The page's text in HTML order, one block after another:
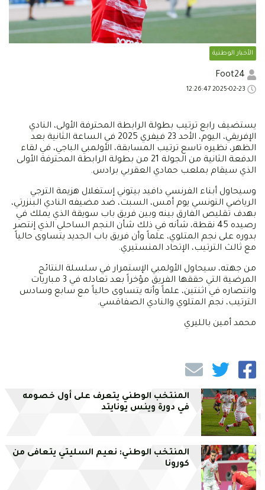
الأخبار الوطنية
يستضيف رابع ترتيب بطولة الرابطة المحترفة الأولى، النادي
الإفريقي، اليوم، الأحد 23 فيفري 2025 في الساعة الثانية بعد
الظهر، نظيره تاسع ترتيب المسابقة، الأولمبي الباجي، في لقاء
الدفعة الثانية من الجولة 21 من بطولة الرابطة المحترفة الأولى
الذي سيقام بملعب حمادي العقربي برادس.
وسيحاول أبناء الفرنسي دافيد بيتوني إستغلال هزيمة الترجي
الرياضي التونسي يوم أمس، السبت، ضد مضيفه النادي البنزرتي،
بهدف تقليص الفارق بينه وبين فريق باب سويقة الذي يملك في
رصيده 45 نقطة، شأنه في ذلك شأن النجم الساحلي الذي إنتصر
بدوره على نجم المتلوي، علماً وأن فريق باب الجديد يتساوى حالياً
مع ثالث الترتيب، الإتحاد المنستيري.
من جهته، سيحاول الأولمبي الإستمرار في سلسلة النتائج
المرضية التي حققها الفريق مؤخراً بعد تعادله في 3 مباريات
وانتصاره في اثنتين، علماً وأنه يتساوى حالياً مع سابع وسادس
الترتيب، نجم المتلوي والنادي الصفاقسي.
محمد أمين بالليري
المنتخب الوطني يتعرف على أول خصومه
في دورة وينس يونايتد
المنتخب الوطني: نعيم السليتي يتعافى من
كورونا